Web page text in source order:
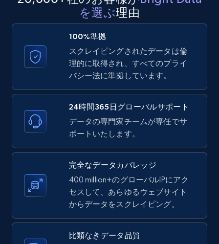
LinkedIn posts - Discover new posts
company URL
URL, ID, User id, Use url, Title, Headline, Post
text, Date posted, and more.
1.5K+ 無料トライアル
X (formerly Twitter) - Posts
ID, User posted, Name, Description, Date
posted, Photos, URL, Quoted post, and more.
10.3K+ 1.2K+ 無料トライアル
X (formerly Twitter) - Posts - Collecting
Twitter posts URLs
を選ぶ理由
100%準拠
スクレイピングされたデータは倫
理的に取得され、すべてのプライ
バシー法に準拠しています。
24時間365日グローバルサポート
データの専門家チームが専任でサ
ポートいたします。
完全なデータカバレッジ
400 million+のグローバルIPにアク
セスして、あらゆるウェブサイト
からデータをスクレイピング。
比類なきデータ品質